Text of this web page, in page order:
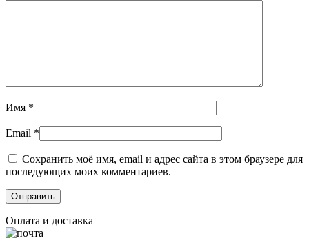
Имя *
Email *
Сохранить моё имя, email и адрес сайта в этом браузере для
последующих моих комментариев.
Оплата и доставка